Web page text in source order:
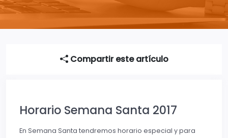
Compartir este artículo
Horario Semana Santa 2017
En Semana Santa tendremos horario especial y para